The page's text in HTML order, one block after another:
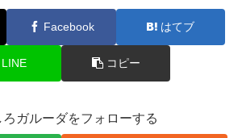
Facebook はてブ
LINE コピー
ろガルーダをフォローする